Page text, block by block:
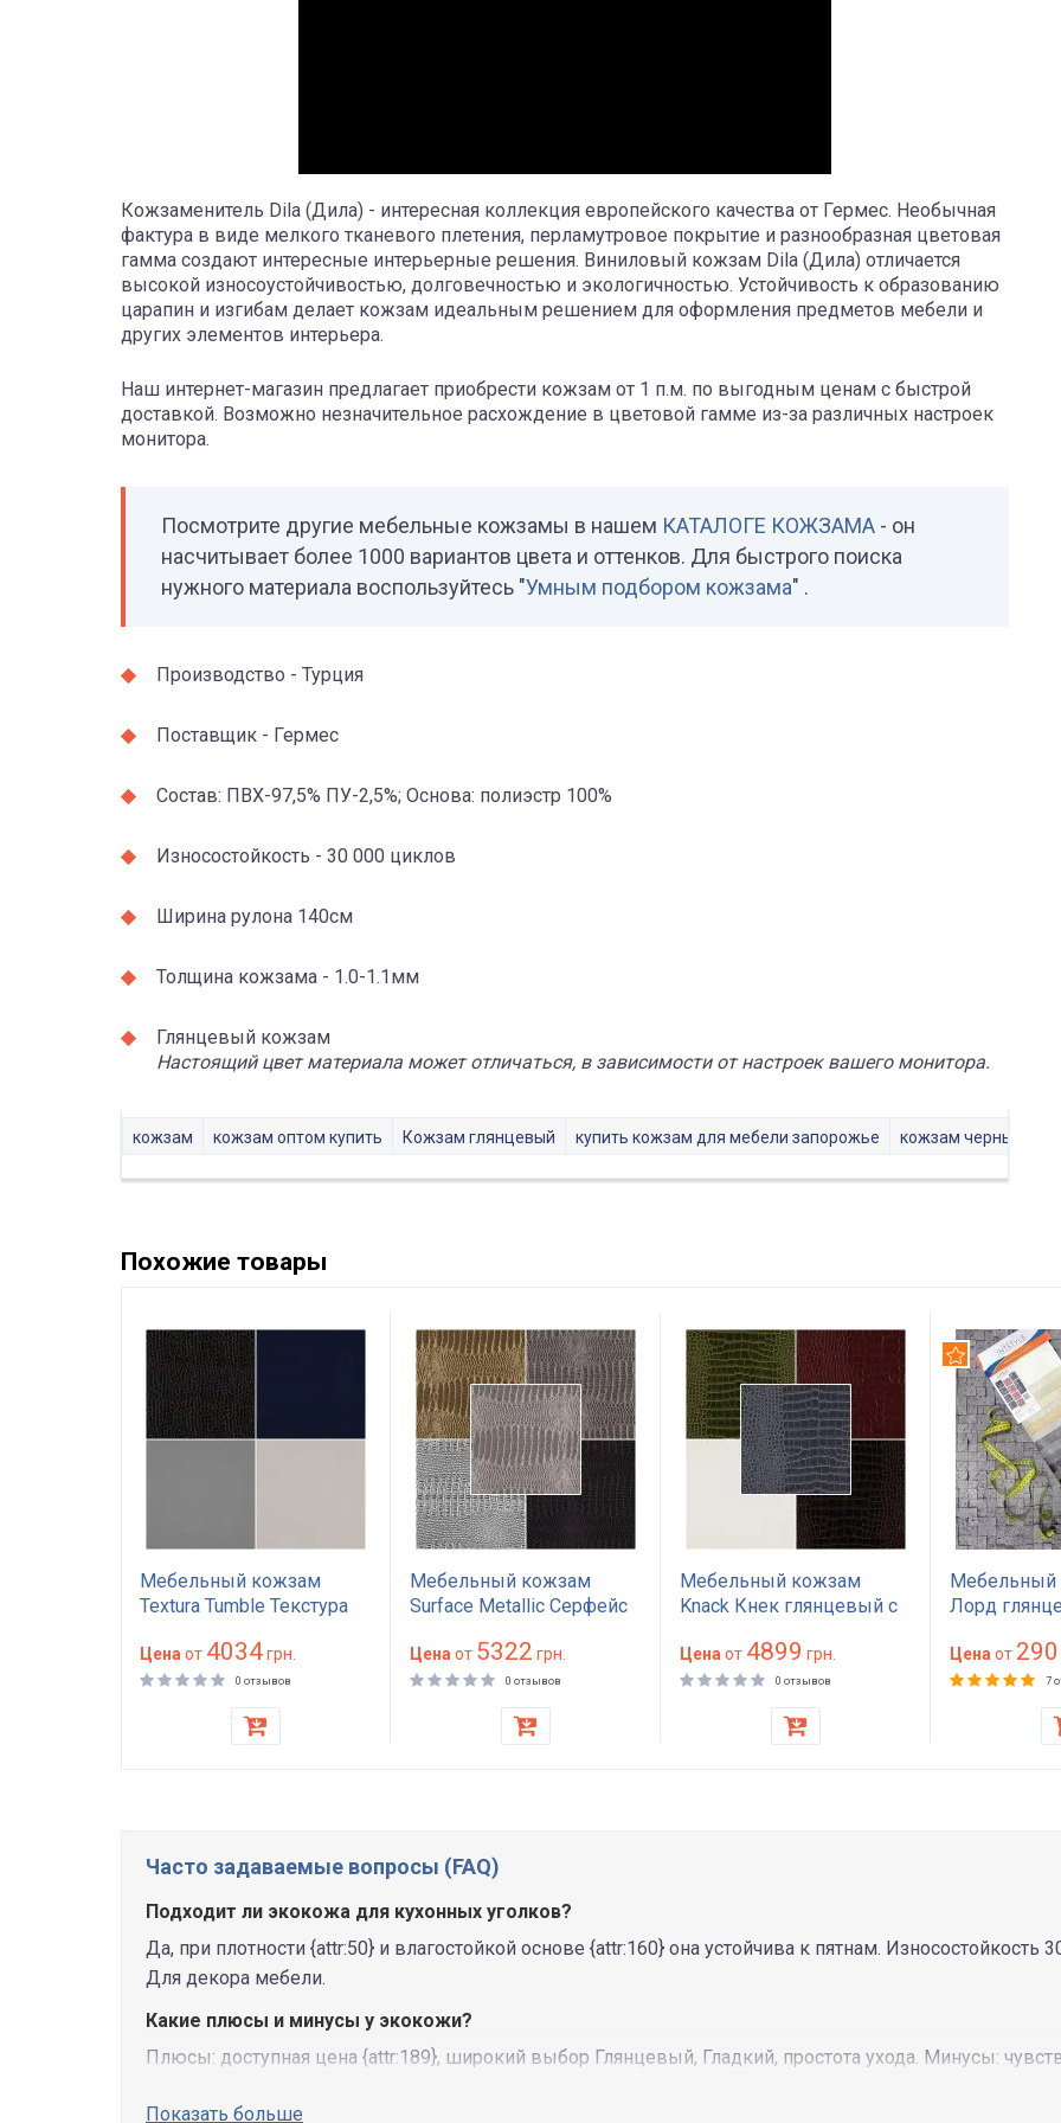
Кожзаменитель Dila (Дила) - интересная коллекция европейского качества от Гермес. Необычная
фактура в виде мелкого тканевого плетения, перламутровое покрытие и разнообразная цветовая
гамма создают интересные интерьерные решения. Виниловый кожзам Dila (Дила) отличается
высокой износоустойчивостью, долговечностью и экологичностью. Устойчивость к образованию
царапин и изгибам делает кожзам идеальным решением для оформления предметов мебели и
других элементов интерьера.
Наш интернет-магазин предлагает приобрести кожзам от 1 п.м. по выгодным ценам с быстрой
доставкой. Возможно незначительное расхождение в цветовой гамме из-за различных настроек
монитора.
Посмотрите другие мебельные кожзамы в нашем КАТАЛОГЕ КОЖЗАМА - он
насчитывает более 1000 вариантов цвета и оттенков. Для быстрого поиска
нужного материала воспользуйтесь "Умным подбором кожзама" .
Производство - Турция
Поставщик - Гермес
Состав: ПВХ-97,5% ПУ-2,5%; Основа: полиэстр 100%
Износостойкость - 30 000 циклов
Ширина рулона 140см
Толщина кожзама - 1.0-1.1мм
Глянцевый кожзам
Настоящий цвет материала может отличаться, в зависимости от настроек вашего монитора.
кожзам кожзам оптом купить Кожзам глянцевый купить кожзам для мебели запорожье кожзам черный
Похожие товары
Мебельный кожзам
Textura Tumble Текстура
износостойкий 40000
циклов для дивана
стульев и мебели
Цена от 4034грн.
0 отзывов
Мебельный кожзам
Surface Metallic Серфейс
антикоготь
износостойкий для
обивки диванов кресел
стульев итальянский
Цена от 5322 грн.
0 отзывов
Мебельный кожзам
Knack Кнек глянцевый с
высоко износостойкий
40000 циклов для дивана
обивки мебели Италия
Цена от 4899 грн.
0 отзывов
Мебельный
Лорд
циклов для
мебели
уголка
выбор
Рекомендуем
Цена от 290
7
Часто задаваемые вопросы (FAQ)
Подходит ли экокожа для кухонных уголков?
Да, при плотности {attr:50} и влагостойкой основе {attr:160} она устойчива к пятнам. Износостойкость
Для декора мебели.
Какие плюсы и минусы у экокожи?
Плюсы: доступная цена {attr:189}, широкий выбор Глянцевый, Гладкий, простота ухода. Минусы:
Показать больше